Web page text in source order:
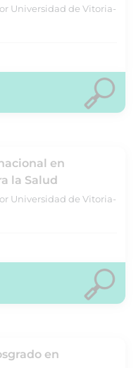
Universidad de Vitoria-
en
la Salud
Universidad de Vitoria-
en